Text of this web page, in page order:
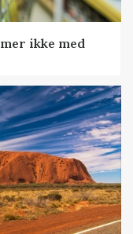
ikke med